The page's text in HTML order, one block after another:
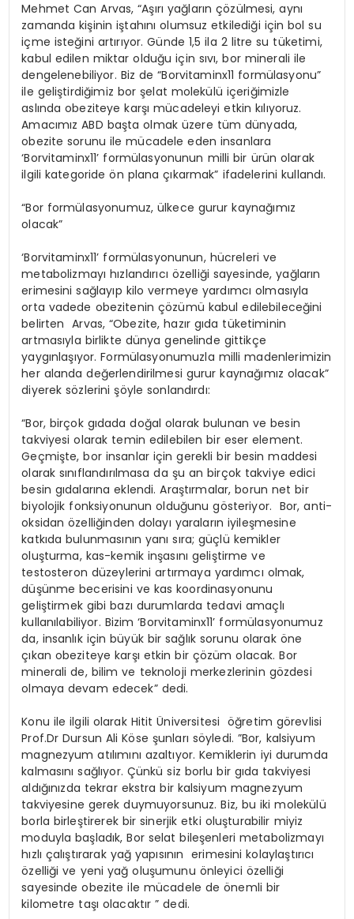
Mehmet Can Arvas, “Aşırı yağların çözülmesi, aynı
zamanda kişinin iştahını olumsuz etkilediği için bol su
içme isteğini artırıyor. Günde 1,5 ila 2 litre su tüketimi,
kabul edilen miktar olduğu için sıvı, bor minerali ile
dengelenebiliyor. Biz de “Borvitaminx11 formülasyonu”
ile geliştirdiğimiz bor şelat molekülü içeriğimizle
aslında obeziteye karşı mücadeleyi etkin kılıyoruz.
Amacımız ABD başta olmak üzere tüm dünyada,
obezite sorunu ile mücadele eden insanlara
‘Borvitaminx11’ formülasyonunun milli bir ürün olarak
ilgili kategoride ön plana çıkarmak” ifadelerini kullandı.
“Bor formülasyonumuz, ülkece gurur kaynağımız
olacak”
‘Borvitaminx11’ formülasyonunun, hücreleri ve
metabolizmayı hızlandırıcı özelliği sayesinde, yağların
erimesini sağlayıp kilo vermeye yardımcı olmasıyla
orta vadede obezitenin çözümü kabul edilebileceğini
belirten Arvas, “Obezite, hazır gıda tüketiminin
artmasıyla birlikte dünya genelinde gittikçe
yaygınlaşıyor. Formülasyonumuzla milli madenlerimizin
her alanda değerlendirilmesi gurur kaynağımız olacak”
diyerek sözlerini şöyle sonlandırdı:
“Bor, birçok gıdada doğal olarak bulunan ve besin
takviyesi olarak temin edilebilen bir eser element.
Geçmişte, bor insanlar için gerekli bir besin maddesi
olarak sınıflandırılmasa da şu an birçok takviye edici
besin gıdalarına eklendi. Araştırmalar, borun net bir
biyolojik fonksiyonunun olduğunu gösteriyor. Bor, anti-
oksidan özelliğinden dolayı yaraların iyileşmesine
katkıda bulunmasının yanı sıra; güçlü kemikler
oluşturma, kas-kemik inşasını geliştirme ve
testosteron düzeylerini artırmaya yardımcı olmak,
düşünme becerisini ve kas koordinasyonunu
geliştirmek gibi bazı durumlarda tedavi amaçlı
kullanılabiliyor. Bizim ‘Borvitaminx11’ formülasyonumuz
da, insanlık için büyük bir sağlık sorunu olarak öne
çıkan obeziteye karşı etkin bir çözüm olacak. Bor
minerali de, bilim ve teknoloji merkezlerinin gözdesi
olmaya devam edecek” dedi.
Konu ile ilgili olarak Hitit Üniversitesi öğretim görevlisi
Prof.Dr Dursun Ali Köse şunları söyledi. ”Bor, kalsiyum
magnezyum atılımını azaltıyor. Kemiklerin iyi durumda
kalmasını sağlıyor. Çünkü siz borlu bir gıda takviyesi
aldığınızda tekrar ekstra bir kalsiyum magnezyum
takviyesine gerek duymuyorsunuz. Biz, bu iki molekülü
borla birleştirerek bir sinerjik etki oluşturabilir miyiz
moduyla başladık, Bor selat bileşenleri metabolizmayı
hızlı çalıştırarak yağ yapısının erimesini kolaylaştırıcı
özelliği ve yeni yağ oluşumunu önleyici özelliği
sayesinde obezite ile mücadele de önemli bir
kilometre taşı olacaktır ” dedi.